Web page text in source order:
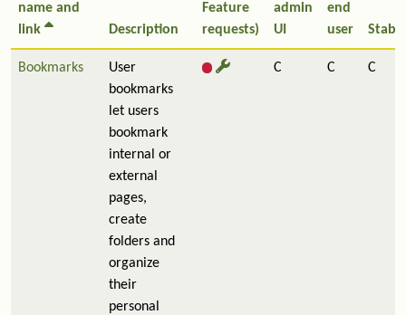
name and
link
Description
Feature
requests)
admin
UI
end
user
Bookmarks
User
bookmarks
let users
bookmark
internal or
external
pages,
create
folders and
organize
their
personal
C C C